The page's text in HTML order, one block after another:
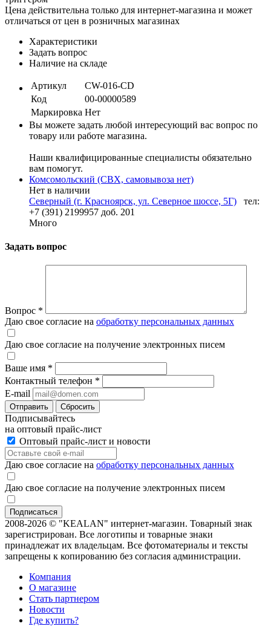
Цена действительна только для интернет-магазина и может
отличаться от цен в розничных магазинах
Характеристики
Задать вопрос
Наличие на складе
Артикул
CW-016-CD
Код
00-00000589
Маркировка Нет
Вы можете задать любой интересующий вас вопрос по
товару или работе магазина.
Наши квалифицированные специалисты обязательно
вам помогут.
Комсомольский (СВХ, самовывоза нет)
Нет в наличии
Северный (г. Красноярск, ул. Северное шоссе, 5Г)
тел:
+7 (391) 2199957 доб. 201
Много
Задать вопрос
Вопрос *
Даю свое согласие на обработку персональных данных
Даю свое согласие на получение электронных писем
Ваше имя *
Контактный телефон *
E-mail
Отправить Сбросить
Подписывайтесь
на оптовый прайс-лист
Оптовый прайс-лист и новости
Даю свое согласие на обработку персональных данных
Даю свое согласие на получение электронных писем
2008-2026 © "KEALAN" интернет-магазин. Товарный знак
зарегистрирован. Все логотипы и товарные знаки
принадлежат их владельцам. Все фотоматериалы и тексты
запрещены к копированию без согласия администрации.
Компания
О магазине
Стать партнером
Новости
Где купить?